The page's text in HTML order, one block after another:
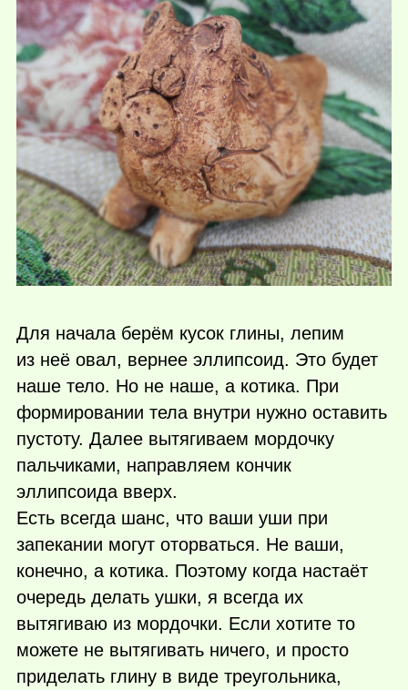
Для начала берём кусок глины, лепим
из неё овал, вернее эллипсоид. Это будет
наше тело. Но не наше, а котика. При
формировании тела внутри нужно оставить
пустоту. Далее вытягиваем мордочку
пальчиками, направляем кончик
эллипсоида вверх.
Есть всегда шанс, что ваши уши при
запекании могут оторваться. Не ваши,
конечно, а котика. Поэтому когда настаёт
очередь делать ушки, я всегда их
вытягиваю из мордочки. Если хотите то
можете не вытягивать ничего, и просто
приделать глину в виде треугольника,